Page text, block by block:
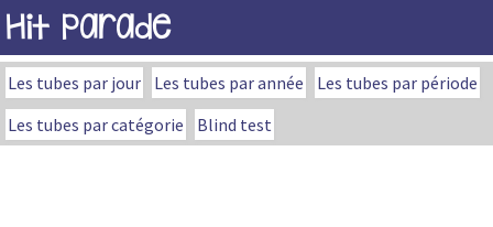
Hit Parade
Les tubes par jour Les tubes par année
Les tubes par période
Les tubes par catégorie
Blind test